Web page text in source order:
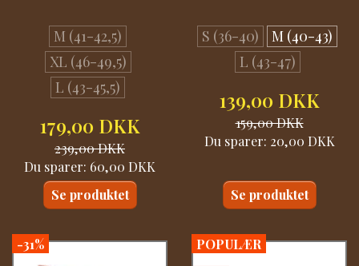
M (41-42,5)
XL (46-49,5)
L (43-45,5)
179,00 DKK
239,00 DKK
Du sparer: 60,00 DKK
Se produktet
S (36-40)
M (40-43)
L (43-47)
139,00 DKK
159,00 DKK
Du sparer: 20,00 DKK
Se produktet
-31%
POPULÆR